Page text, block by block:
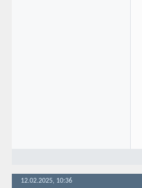
12.02.2025, 10:36